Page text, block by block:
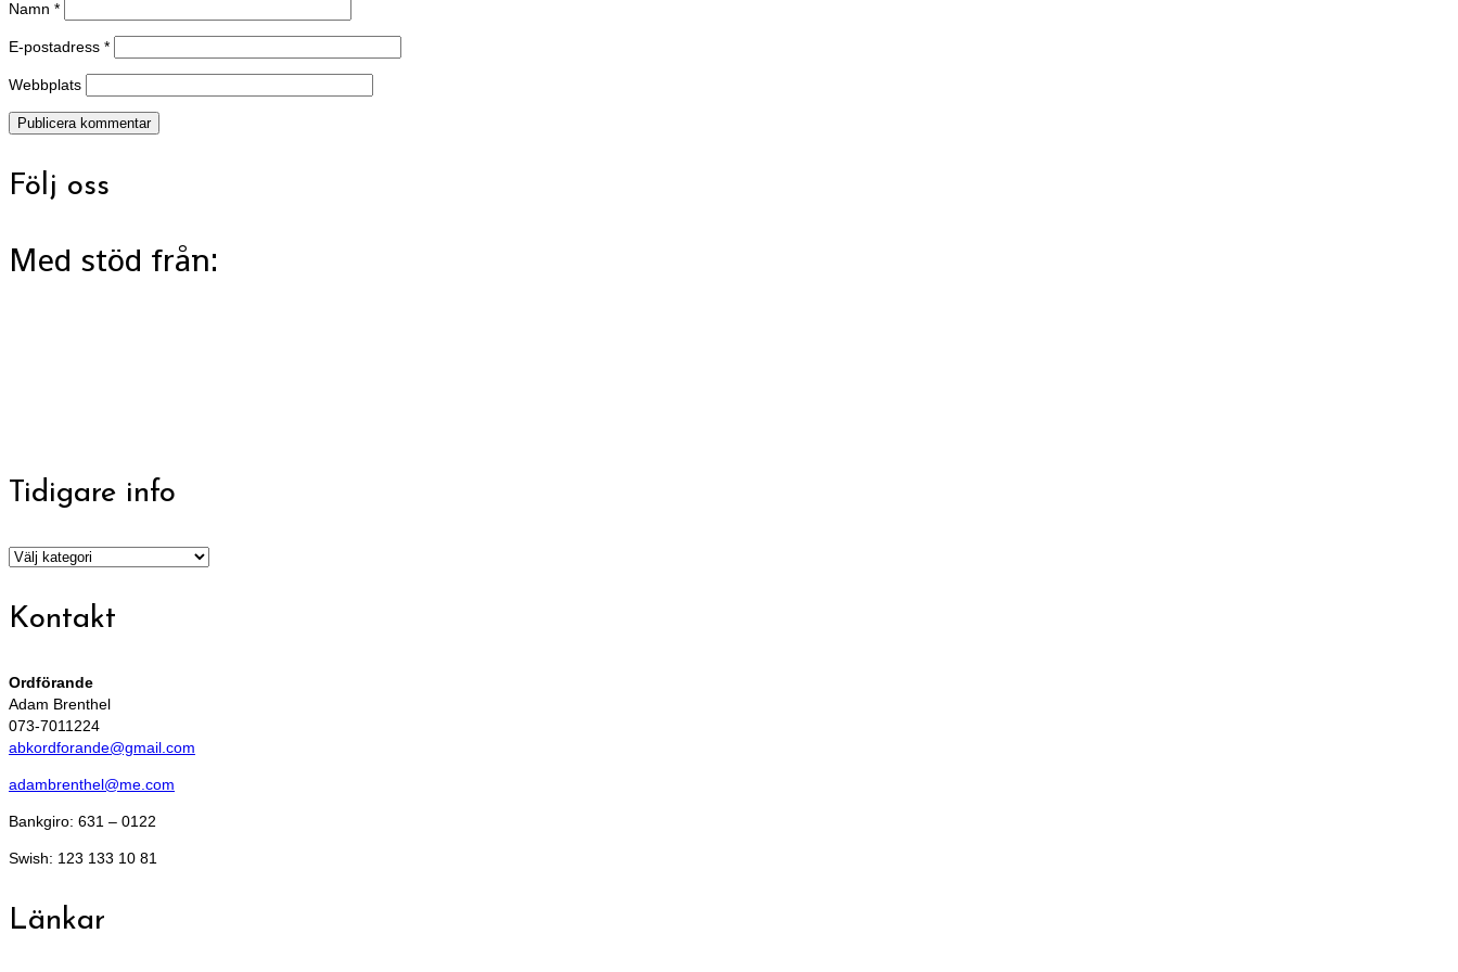
Namn *
E-postadress *
Webbplats
Följ oss
Med stöd från:
Tidigare info
Tidigare
Kontakt
Ordförande
Adam Brenthel
073-7011224
abkordforande@gmail.com
adambrenthel@me.com
Bankgiro: 631 – 0122
Swish: 123 133 10 81
Länkar